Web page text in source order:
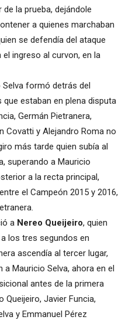
la prueba, dejándole
a quienes marchaban
se defendía del ataque
ingreso al curvon, en la
formó detrás del
estaban en plena disputa
Germán Pietranera,
Covatti y Alejandro Roma no
más tarde quien subía al
superando a Mauricio
a la recta principal,
el Campeón 2015 y 2016,
a Nereo Queijeiro, quien
los tres segundos en
ascendía al tercer lugar,
Mauricio Selva, ahora en el
antes de la primera
Queijeiro, Javier Funcia,
y Emmanuel Pérez